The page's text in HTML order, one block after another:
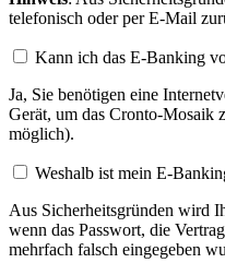
telefonisch oder per E-Mail
Kann ich das E-Banking
Ja, Sie benötigen eine
Gerät, um das Cronto-Mosaik
möglich).
Weshalb ist mein E-
Aus Sicherheitsgründen wird
wenn das Passwort, die
mehrfach falsch eingegeben